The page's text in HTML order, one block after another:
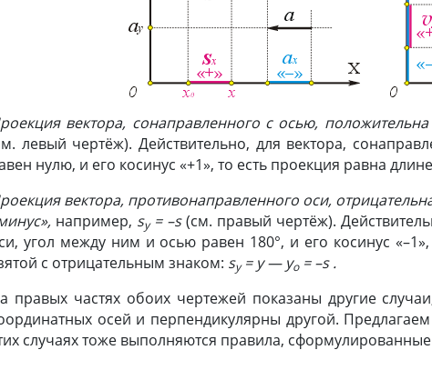
вектора, сонаправленного с осью,
левый чертёж). Действительно, для вектора,
нулю, и его косинус «+1», то есть проекция равна
вектора, противонаправленного оси,
например, sy= –s(см. правый чертёж).
угол между ним и осью равен 180°, и его косинус
с отрицательным знаком: sy= y — yo= –s .
правых частях обоих чертежей показаны другие
осей и перпендикулярны другой.
случаях тоже выполняются правила,